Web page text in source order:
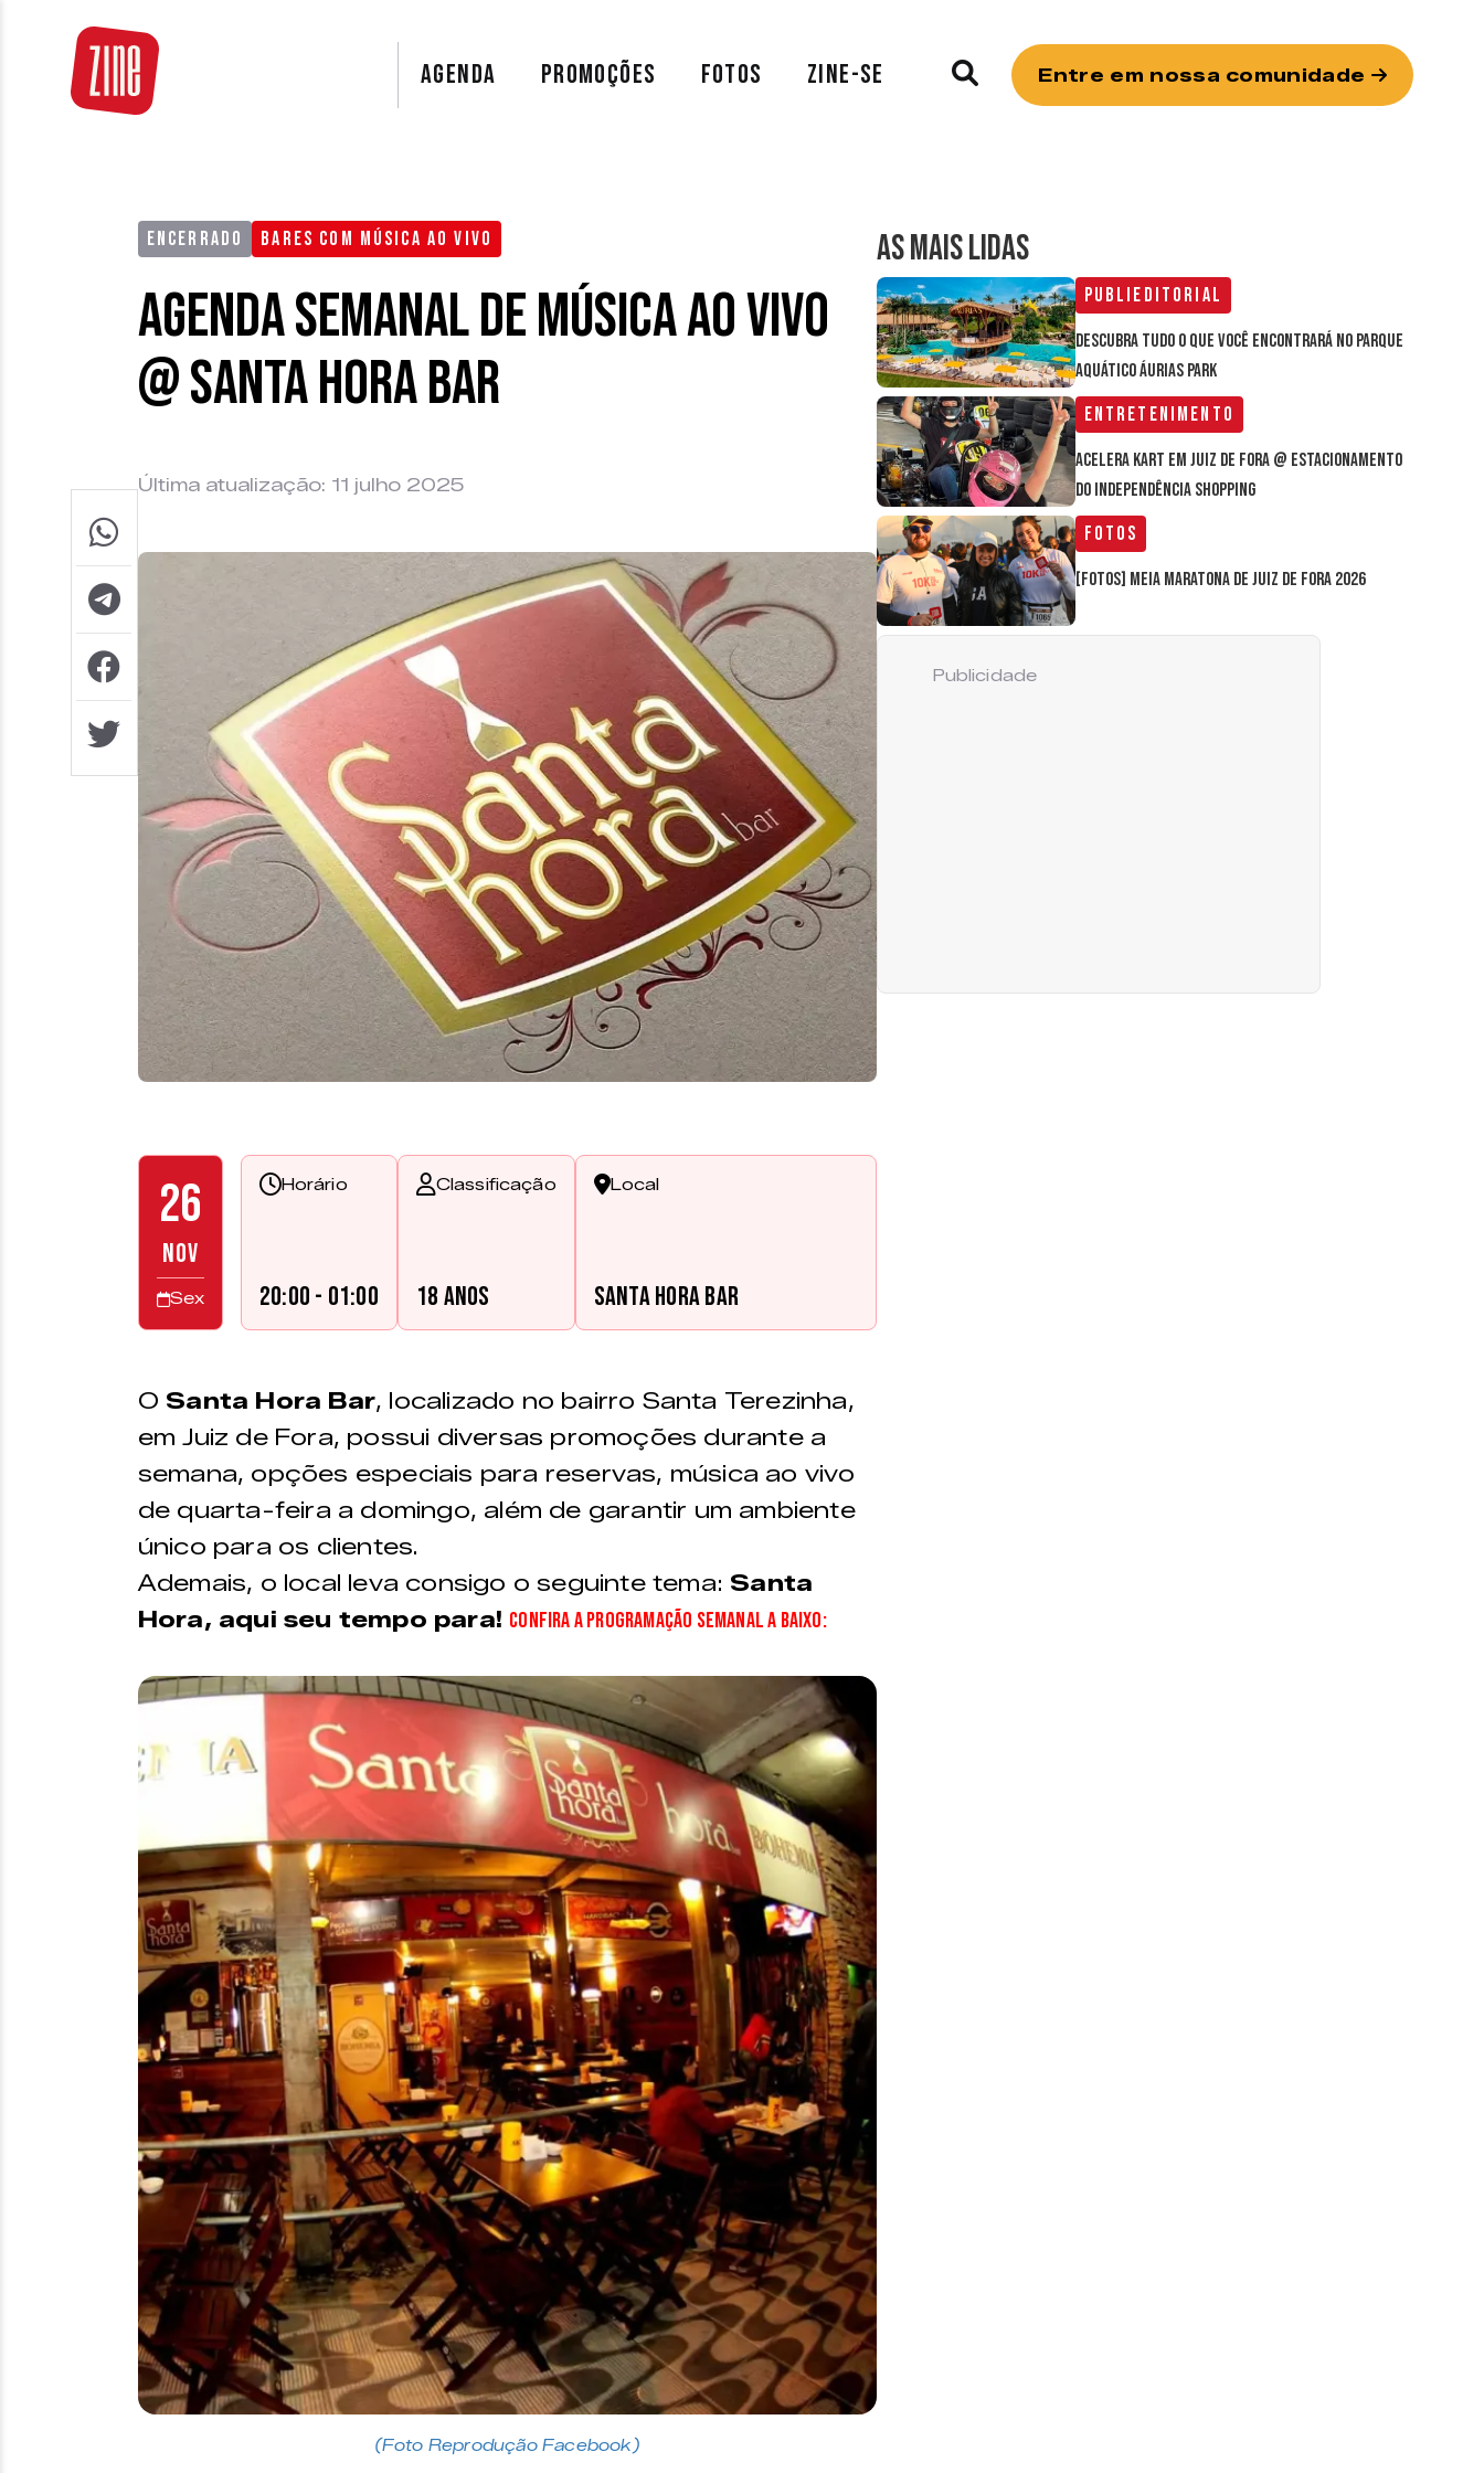
AGENDA PROMOÇÕES FOTOS ZINE-SE Entre em nossa comunidade
ENCERRADO BARES COM MÚSICA AO VIVO
Agenda Semanal de Música Ao Vivo
@ Santa Hora Bar
Última atualização: 11 julho 2025
26
NOV
Sex
Horário
20:00 - 01:00
Classificação
18 anos
Local
Santa Hora Bar
O Santa Hora Bar, localizado no bairro Santa Terezinha,
em Juiz de Fora, possui diversas promoções durante a
semana, opções especiais para reservas, música ao vivo
de quarta-feira a domingo, além de garantir um ambiente
único para os clientes.
Ademais, o local leva consigo o seguinte tema: Santa
Hora, aqui seu tempo para! Confira a programação semanal a baixo:
(Foto Reprodução Facebook)
AS MAIS LIDAS
Publieditorial
Descubra tudo o que você encontrará no parque
aquático Áurias Park
Entretenimento
Acelera Kart em Juiz de Fora @ estacionamento
do Independência Shopping
Fotos
[FOTOS] Meia Maratona de Juiz de Fora 2026
Publicidade